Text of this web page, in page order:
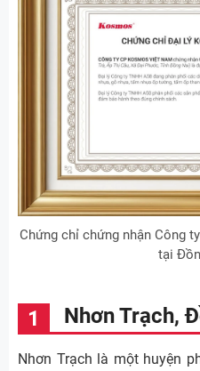
Chứng chỉ chứng nhận Công
tại
Nhơn Trạch,
Nhơn Trạch là một huyện